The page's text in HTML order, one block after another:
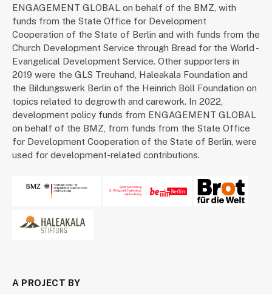
ENGAGEMENT GLOBAL on behalf of the BMZ, with
funds from the State Office for Development
Cooperation of the State of Berlin and with funds from the
Church Development Service through Bread for the World -
Evangelical Development Service. Other supporters in
2019 were the GLS Treuhand, Haleakala Foundation and
the Bildungswerk Berlin of the Heinrich Böll Foundation on
topics related to degrowth and carework. In 2022,
development policy funds from ENGAGEMENT GLOBAL
on behalf of the BMZ, from funds from the State Office
for Development Cooperation of the State of Berlin, were
used for development-related contributions.
A PROJECT BY